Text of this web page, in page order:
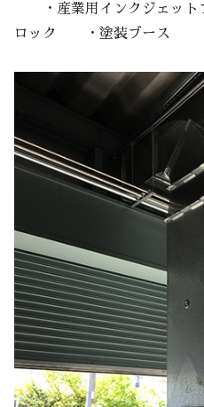
・産業用インクジェッ
ロック ・塗装ブース ・